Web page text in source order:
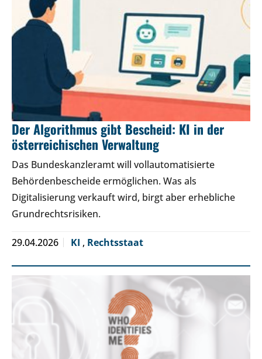
Der Algorithmus gibt Bescheid: KI in der
österreichischen Verwaltung
Das Bundeskanzleramt will vollautomatisierte
Behördenbescheide ermöglichen. Was als
Digitalisierung verkauft wird, birgt aber erhebliche
Grundrechtsrisiken.
29.04.2026 KI , Rechtsstaat